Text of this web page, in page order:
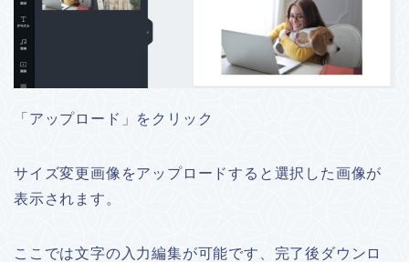
「アップロード」をクリック
サイズ変更画像をアップロードすると選択した画像が
表示されます。
ここでは文字の入力編集が可能です、完了後ダウンロ